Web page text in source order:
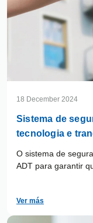
18 December 2024
Sistema de
tecnologia e
O sistema de
ADT para garantir
Ver más